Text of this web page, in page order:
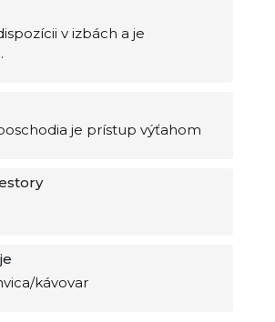
v izbách a je
je prístup výťahom
kávovar